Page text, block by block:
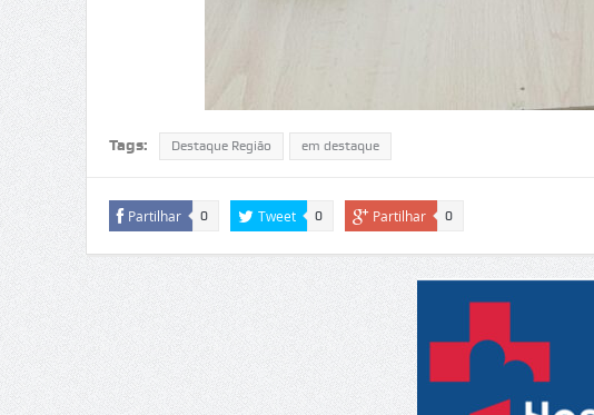
Tags: Destaque Região em destaque
Partilhar 0 Tweet 0 Partilhar 0